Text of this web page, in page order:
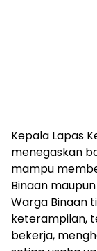
Kepala Lapas
menegaskan
mampu
Binaan
Warga Binaan
keterampilan,
bekerja,